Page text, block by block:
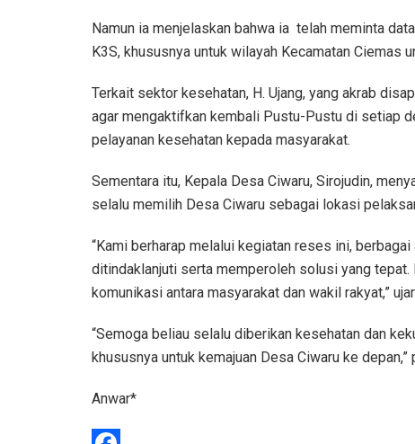
Namun ia menjelaskan bahwa ia telah meminta
K3S, khususnya untuk wilayah Kecamatan Ciemas
Terkait sektor kesehatan, H. Ujang, yang akrab
agar mengaktifkan kembali Pustu-Pustu di setiap
pelayanan kesehatan kepada masyarakat.
Sementara itu, Kepala Desa Ciwaru, Sirojudin,
selalu memilih Desa Ciwaru sebagai lokasi
“Kami berharap melalui kegiatan reses ini,
ditindaklanjuti serta memperoleh solusi yang
komunikasi antara masyarakat dan wakil rakyat,”
“Semoga beliau selalu diberikan kesehatan dan
khususnya untuk kemajuan Desa Ciwaru ke depan,”
Anwar*